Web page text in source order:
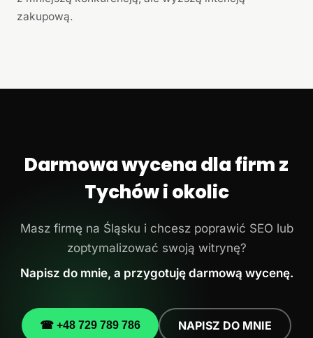
zakupową.
Darmowa wycena dla firm z
Tychów i okolic
Masz firmę na Śląsku i chcesz poprawić SEO lub
zoptymalizować swoją witrynę?
Napisz do mnie, a przygotuję darmową wycenę.
☎ +48 729 789 786 NAPISZ DO MNIE